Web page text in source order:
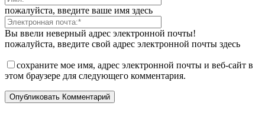
пожалуйста, введите ваше имя здесь
Вы ввели неверный адрес электронной почты!
пожалуйста, введите свой адрес электронной почты здесь
сохраните мое имя, адрес электронной почты и веб-сайт в
этом браузере для следующего комментария.